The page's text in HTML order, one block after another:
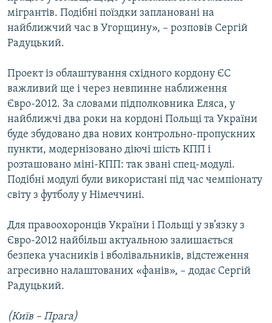
мігрантів. Подібні поїздки заплановані на
найближчий час в Угорщину», – розповів Сергій
Радуцький.
Проект із облаштування східного кордону ЄС
важливий ще і через невпинне наближення
Євро-2012. За словами підполковника Еляса, у
найближчі два роки на кордоні Польщі та України
буде збудовано два нових контрольно-пропускних
пункти, модернізовано діючі шість КПП і
розташовано міні-КПП: так звані спец-модулі.
Подібні модулі були використані під час чемпіонату
світу з футболу у Німеччині.
Для правоохоронців України і Польщі у зв’язку з
Євро-2012 найбільш актуальною залишається
безпека учасників і вболівальників, відстеження
агресивно налаштованих «фанів», – додає Сергій
Радуцький.
(Київ – Прага)